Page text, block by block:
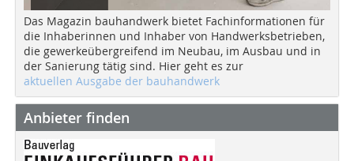
Das Magazin bauhandwerk bietet Fachinformationen für
die Inhaberinnen und Inhaber von Handwerksbetrieben,
die gewerkeübergreifend im Neubau, im Ausbau und in
der Sanierung tätig sind. Hier geht es zur
aktuellen Ausgabe der bauhandwerk
Anbieter finden